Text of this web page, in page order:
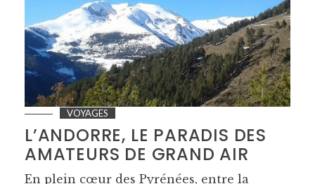
VOYAGES
L’ANDORRE, LE PARADIS DES
AMATEURS DE GRAND AIR
En plein cœur des Pyrénées, entre la